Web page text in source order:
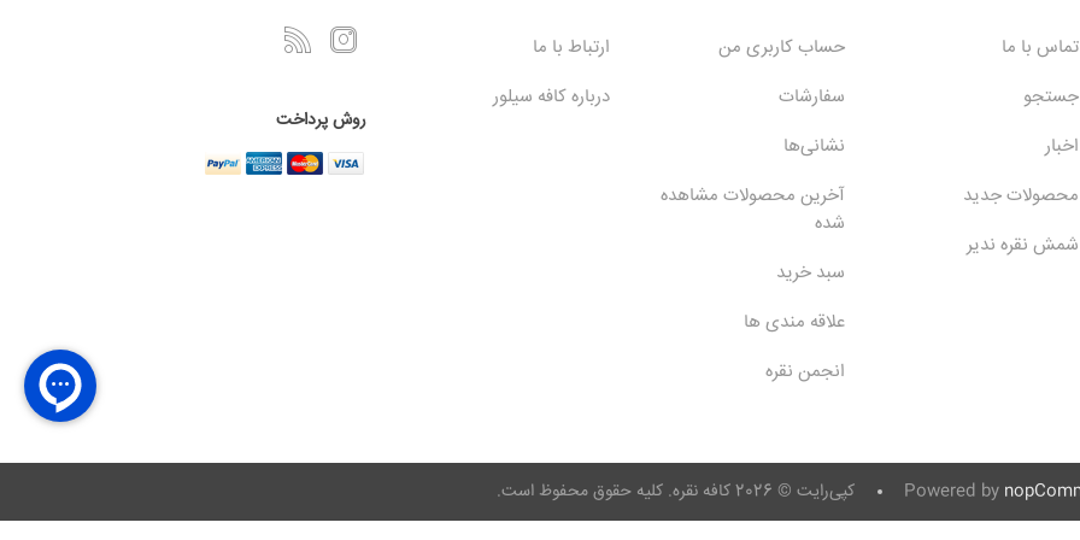
تماس با ما
جستجو
اخبار
محصولات جدید
شمش نقره ندیر
حساب کاربری من
سفارشات
نشانی‌ها
آخرین محصولات مشاهده
شده
سبد خرید
علاقه مندی ها
انجمن نقره
ارتباط با ما
درباره کافه سیلور
روش پرداخت
Powered by کپی‌رایت © 2026 کافه نقره. کلیه حقوق محفوظ است.